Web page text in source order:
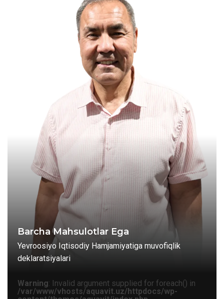
Barcha Mahsulotlar Ega
Yevroosiyo Iqtisodiy Hamjamiyatiga muvofiqlik
deklaratsiyalari
Warning: Invalid argument supplied for foreach() in
/var/www/vhosts/aquavit.uz/httpdocs/wp-